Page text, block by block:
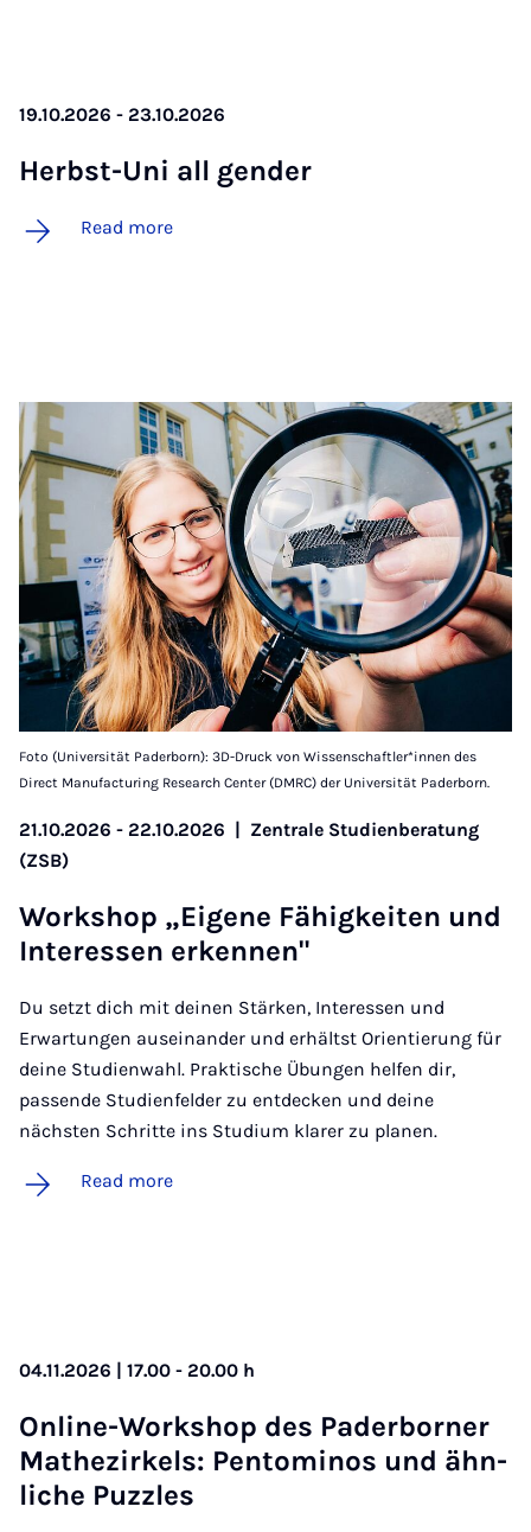
19.10.2026 - 23.10.2026
Herbst-Uni all gender
Read more
Foto (Universität Paderborn): 3D-Druck von Wissenschaftler*innen des
Direct Manufacturing Research Center (DMRC) der Universität Paderborn.
21.10.2026 - 22.10.2026 | Zentrale Studienberatung
(ZSB)
Work­shop „Ei­gene Fähigkeiten und
In­teressen erkennen"
Du setzt dich mit deinen Stärken, Interessen und
Erwartungen auseinander und erhältst Orientierung für
deine Studienwahl. Praktische Übungen helfen dir,
passende Studienfelder zu entdecken und deine
nächsten Schritte ins Studium klarer zu planen.
Read more
04.11.2026 | 17.00 - 20.00 h
On­line-Work­shop des Pader­borner
Math­ezirkels: Pen­tomi­nos und ähn­
liche Puzzles